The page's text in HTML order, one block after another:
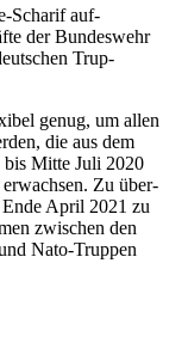
Scharif auf­
der Bun­deswehr
Trup­
genug, um allen
die aus dem
bis Mitte Juli 2020
erwachsen. Zu über­
April 2021 zu
zwischen den
Nato-Truppen